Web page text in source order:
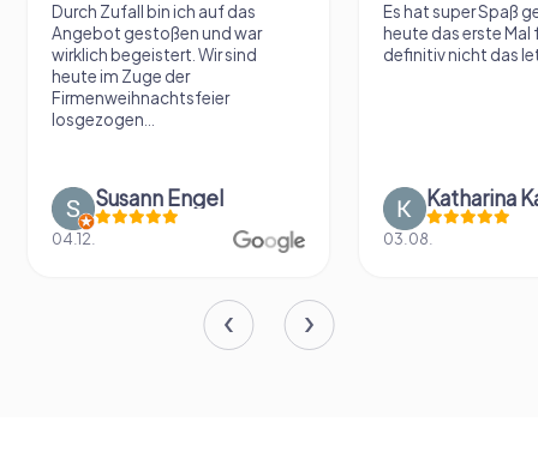
Durch Zufall bin ich auf das
Angebot gestoßen und war
wirklich begeistert. Wir sind
heute im Zuge der
Firmenweihnachtsfeier
losgezogen...
Susann Engel
04.12.
Es hat super Spaß
heute das erste Mal
definitiv nicht das
Katharina
03.08.